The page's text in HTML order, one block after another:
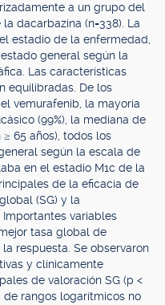
a un grupo del
dacarbazina (n=338). La
estadio de la enfermedad,
general según la
Las características
equilibradas. De los
vemurafenib, la mayoría
(99%), la mediana de
≥ 65 años), todos los
según la escala de
en el estadio M1c de la
de la eficacia de
(SG) y la
Importantes variables
tasa global de
respuesta. Se observaron
y clínicamente
de valoración SG (p <
de rangos logarítmicos no